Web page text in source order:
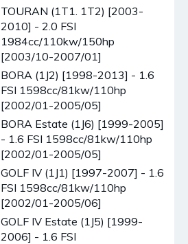
TOURAN (1T1. 1T2) [2003-
2010] - 2.0 FSI
1984cc/110kw/150hp
[2003/10-2007/01]
BORA (1J2) [1998-2013] - 1.6
FSI 1598cc/81kw/110hp
[2002/01-2005/05]
BORA Estate (1J6) [1999-2005]
- 1.6 FSI 1598cc/81kw/110hp
[2002/01-2005/05]
GOLF IV (1J1) [1997-2007] - 1.6
FSI 1598cc/81kw/110hp
[2002/01-2005/06]
GOLF IV Estate (1J5) [1999-
2006] - 1.6 FSI